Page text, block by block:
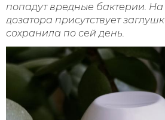
попадут вредные бактерии. На
дозатора присутствует
сохранила по сей день.